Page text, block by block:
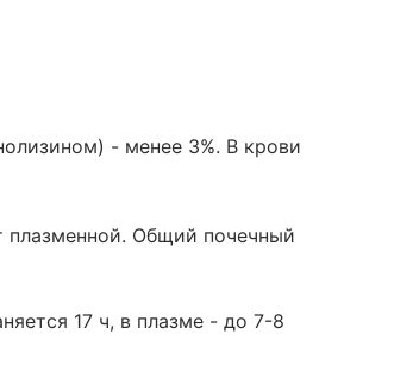
- менее 3%. В крови
плазменной. Общий почечный
17 ч, в плазме - до 7-8